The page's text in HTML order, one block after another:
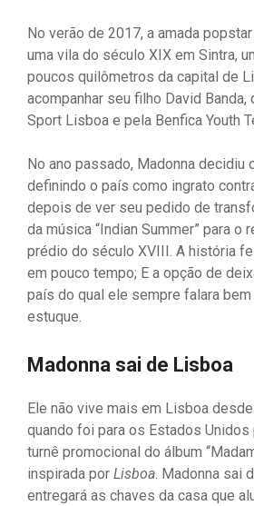
No verão de 2017, a amada
uma vila do século XIX em Sintra,
poucos quilômetros da capital de
acompanhar seu filho David Banda,
Sport Lisboa e pela Benfica Youth
No ano passado, Madonna decidiu
definindo o país como ingrato
depois de ver seu pedido de
da música “Indian Summer” para o
prédio do século XVIII. A história
em pouco tempo; E a opção de
país do qual ele sempre falara
estuque.
Madonna sai de Lisboa
Ele não vive mais em Lisboa
quando foi para os Estados Unidos
turnê promocional do álbum
inspirada por Lisboa . Madonna sai
entregará as chaves da casa que